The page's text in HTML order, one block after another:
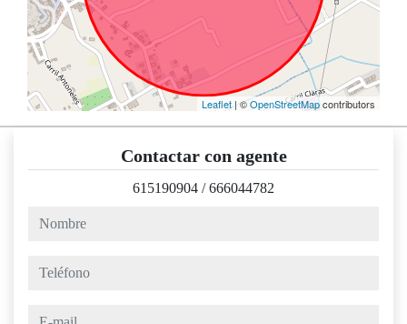
Leaflet| ©OpenStreetMapcontributors
Contactar con agente
615190904 /666044782
nombre
teléfono
e-mail